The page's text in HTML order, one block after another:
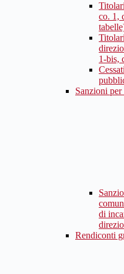
co. 1,
1-bis,
Sanzioni
di
Rendiconti